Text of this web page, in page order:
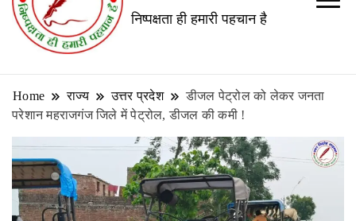
निष्पक्षता ही हमारी पहचान है
Home राज्य उत्तर प्रदेश
डीजल पेट्रोल को लेकर जनता
परेशान महराजगंज जिले में पेट्रोल, डीजल की कमी !